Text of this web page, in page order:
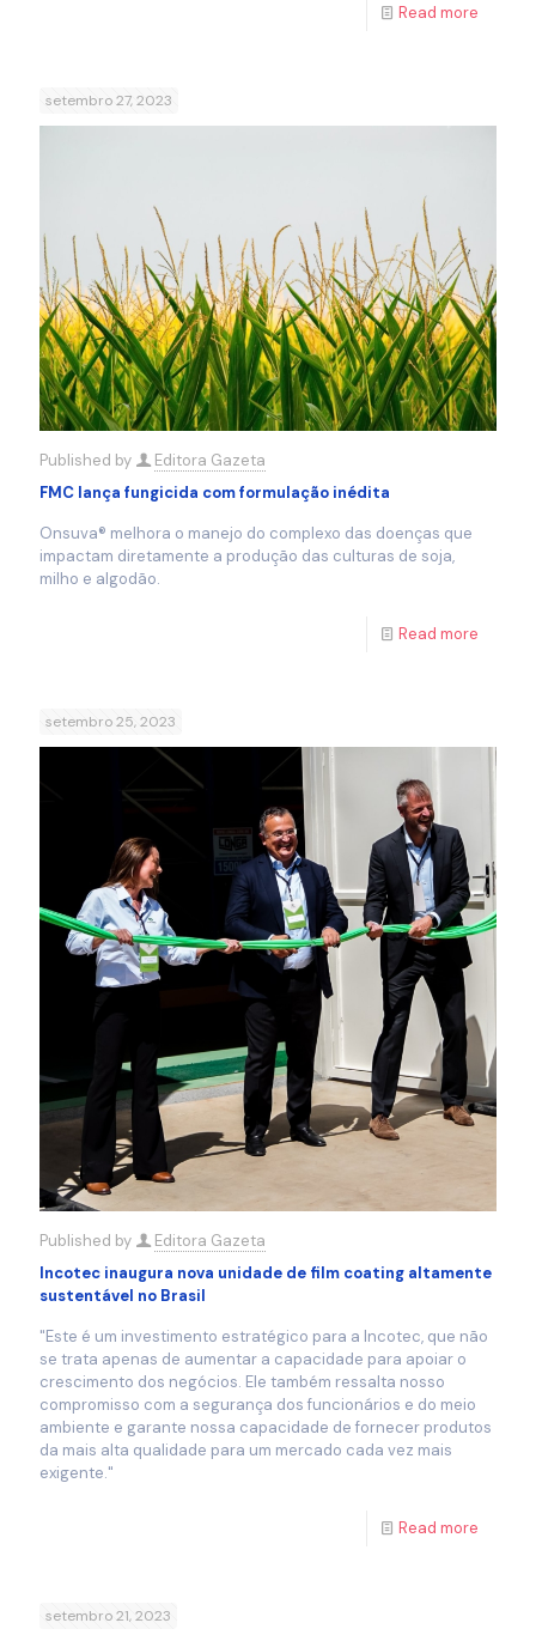
Read more
setembro 27, 2023
Published by
Editora Gazeta
FMC lança fungicida com formulação inédita
Onsuva® melhora o manejo do complexo das doenças que
impactam diretamente a produção das culturas de soja,
milho e algodão.
Read more
setembro 25, 2023
Published by
Editora Gazeta
Incotec inaugura nova unidade de film coating altamente
sustentável no Brasil
"Este é um investimento estratégico para a Incotec, que não
se trata apenas de aumentar a capacidade para apoiar o
crescimento dos negócios. Ele também ressalta nosso
compromisso com a segurança dos funcionários e do meio
ambiente e garante nossa capacidade de fornecer produtos
da mais alta qualidade para um mercado cada vez mais
exigente."
Read more
setembro 21, 2023